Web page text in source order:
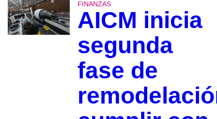
FINANZAS
AICM inicia
segunda
fase de